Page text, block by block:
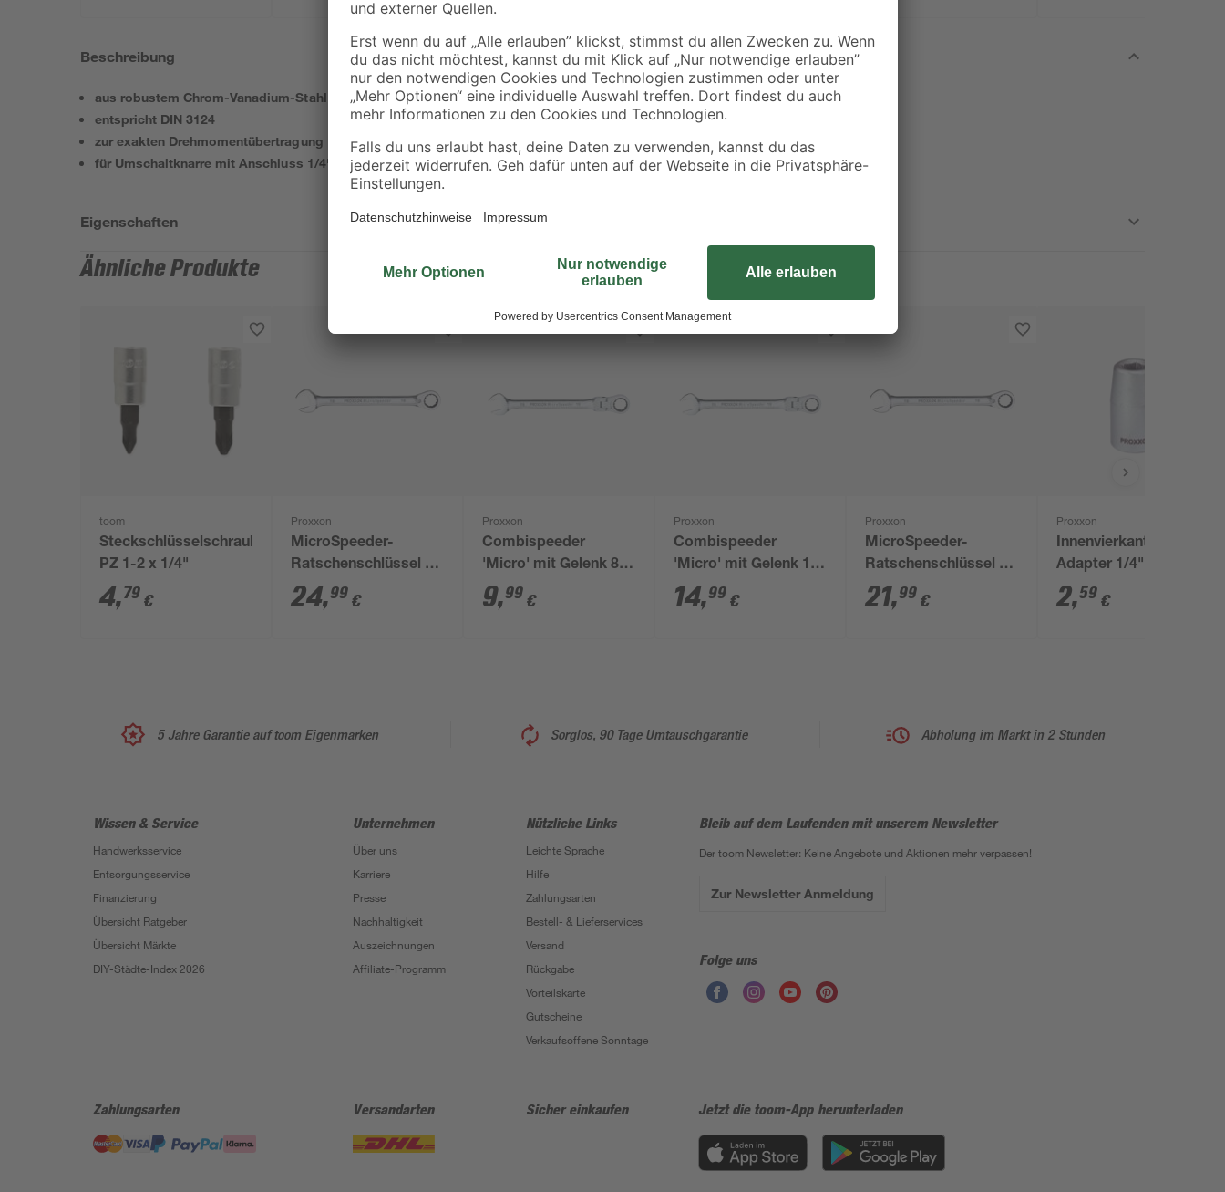
Beschreibung
aus robustem Chrom-Vanadium-Stahl
entspricht DIN 3124
zur exakten Drehmomentübertragung
für Umschaltknarre mit Anschluss 1/4" geeignet
Eigenschaften
Ähnliche Produkte
toom
Steckschlüsselschraubeinsatz
PZ 1-2 x 1/4"
4,79 €
Proxxon
MicroSpeeder-
Ratschenschlüssel 24
mm
24,99 €
Proxxon
Combispeeder
'Micro' mit Gelenk 8
mm
9,99 €
Proxxon
Combispeeder
'Micro' mit Gelenk 17
mm
14,99 €
Proxxon
MicroSpeeder-
Ratschenschlüssel 22
mm
21,99 €
Proxxon
Innenvierkant-
Adapter 1/4"
2,59 €
5 Jahre Garantie auf toom Eigenmarken Sorglos, 90 Tage Umtauschgarantie Abholung im Markt in 2 Stunden
Wissen & Service
Handwerksservice
Entsorgungsservice
Finanzierung
Übersicht Ratgeber
Übersicht Märkte
DIY-Städte-Index 2026
Unternehmen
Über uns
Karriere
Presse
Nachhaltigkeit
Auszeichnungen
Affiliate-Programm
Nützliche Links
Leichte Sprache
Hilfe
Zahlungsarten
Bestell- & Lieferservices
Versand
Rückgabe
Vorteilskarte
Gutscheine
Verkaufsoffene Sonntage
Bleib auf dem Laufenden mit unserem Newsletter
Der toom Newsletter: Keine Angebote und Aktionen mehr verpassen!
Zur Newsletter Anmeldung
Folge uns
Zahlungsarten Versandarten Sicher einkaufen Jetzt die toom-App herunterladen